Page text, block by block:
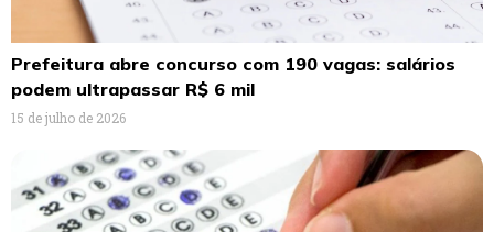
Prefeitura abre concurso com 190 vagas: salários
podem ultrapassar R$ 6 mil
15 de julho de 2026